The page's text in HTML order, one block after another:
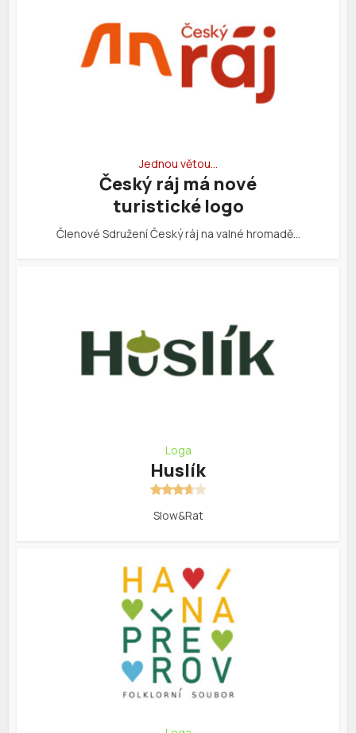
Jednou větou…
Český ráj má nové
turistické logo
Členové Sdružení Český ráj na valné hromadě…
Loga
Huslík
Slow&Rat